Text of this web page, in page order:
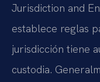
Jurisdiction and
establece reglas
jurisdicción tiene
custodia.